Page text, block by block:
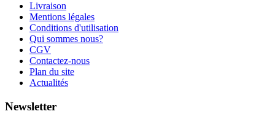
Livraison
Mentions légales
Conditions d'utilisation
Qui sommes nous?
CGV
Contactez-nous
Plan du site
Actualités
Newsletter